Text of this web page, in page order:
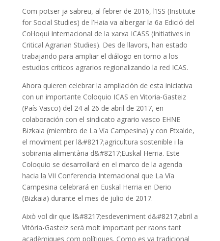
Com potser ja sabreu, al febrer de 2016, l’ISS (Institute
for Social Studies) de l’Haia va albergar la 6a Edició del
Col·loqui Internacional de la xarxa ICASS (Initiatives in
Critical Agrarian Studies). Des de llavors, han estado
trabajando para ampliar el diálogo en torno a los
estudios críticos agrarios regionalizando la red ICAS.
Ahora quieren celebrar la ampliación de esta iniciativa
con un importante Coloquio ICAS en Vitoria-Gasteiz
(País Vasco) del 24 al 26 de abril de 2017, en
colaboración con el sindicato agrario vasco EHNE
Bizkaia (miembro de La Vía Campesina) y con Etxalde,
el moviment per l&#8217;agricultura sostenible i la
sobirania alimentària d&#8217;Euskal Herria. Este
Coloquio se desarrollará en el marco de la agenda
hacia la VII Conferencia Internacional que La Vía
Campesina celebrará en Euskal Herria en Derio
(Bizkaia) durante el mes de julio de 2017.
Això vol dir que l&#8217;esdeveniment d&#8217;abril a
Vitòria-Gasteiz serà molt important per raons tant
acadèmiques com polítiques. Como es ya tradicional